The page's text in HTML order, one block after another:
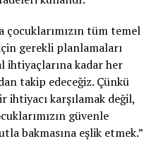
çocuklarımızın tüm temel
gerekli planlamaları
ihtiyaçlarına kadar her
takip edeceğiz. Çünkü
ihtiyacı karşılamak değil,
güvenle
bakmasına eşlik etmek.”